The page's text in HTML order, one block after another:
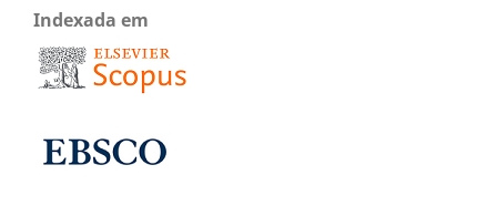
Indexada em